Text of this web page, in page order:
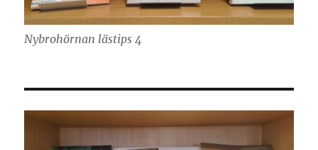
Nybrohörnan lästips 4